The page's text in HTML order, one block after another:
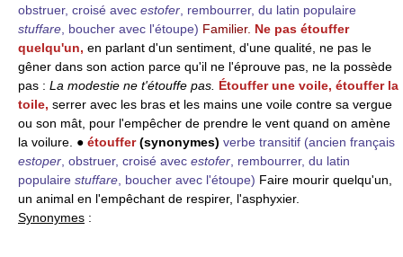
obstruer, croisé avec estofer , rembourrer, du latin populaire
stuffare , boucher avec l'étoupe) Familier. Ne pas étouffer
quelqu'un, en parlant d'un sentiment, d'une qualité, ne pas le
gêner dans son action parce qu'il ne l'éprouve pas, ne la possède
pas : La modestie ne t'étouffe pas. Étouffer une voile, étouffer la
toile, serrer avec les bras et les mains une voile contre sa vergue
ou son mât, pour l'empêcher de prendre le vent quand on amène
la voilure. ● étouffer(synonymes) verbe transitif (ancien français
estoper , obstruer, croisé avec estofer , rembourrer, du latin
populaire stuffare , boucher avec l'étoupe) Faire mourir quelqu'un,
un animal en l'empêchant de respirer, l'asphyxier.
Synonymes :